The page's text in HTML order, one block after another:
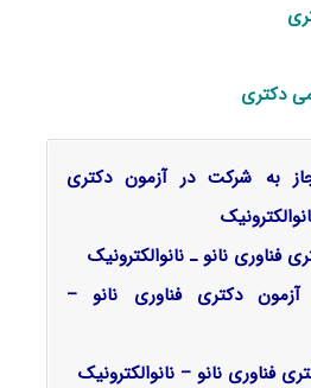
دکتری
به شرکت در آزمون دکتری
ﻓﻨﺎوری ﻧﺎﻧﻮ ـ ﻧﺎﻧﻮاﻟﻜﺘﺮونیک
دکتری فناوری نانو –
فناوری نانو – نانوالکترونیک